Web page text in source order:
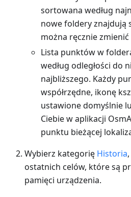
sortowana według
nowe foldery znajdują
można ręcznie
Lista punktów w
według odległości do
najbliższego. Każdy
współrzędne, ikonę
ustawione domyślnie
Ciebie w aplikacji
punktu bieżącej
Wybierz kategorię Historia
ostatnich celów, które są
pamięci urządzenia.